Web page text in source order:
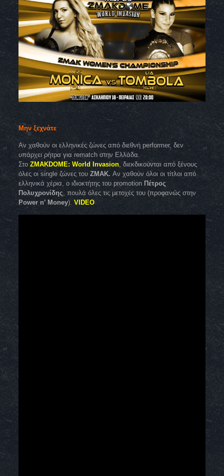
Μην ξεχνάτε
Αν χαθούν οι ελληνικές ζώνες από διεθνή performer, δεν
υπάρχει ρήτρα για rematch στην Ελλάδα.
Στο ZMAKDOME: World Invasion, διεκδικούνται από ξένους
όλες οι single ζώνες του ZMAK. Αν χαθούν όλοι οι τίτλοι από
ελληνικά χέρια, ο ιδιοκτήτης του promotion Πέτρος
Πολυχρονίδης , πουλά όλες τις μετοχές του (προφανώς στην
Power n’ Money). VIDEO